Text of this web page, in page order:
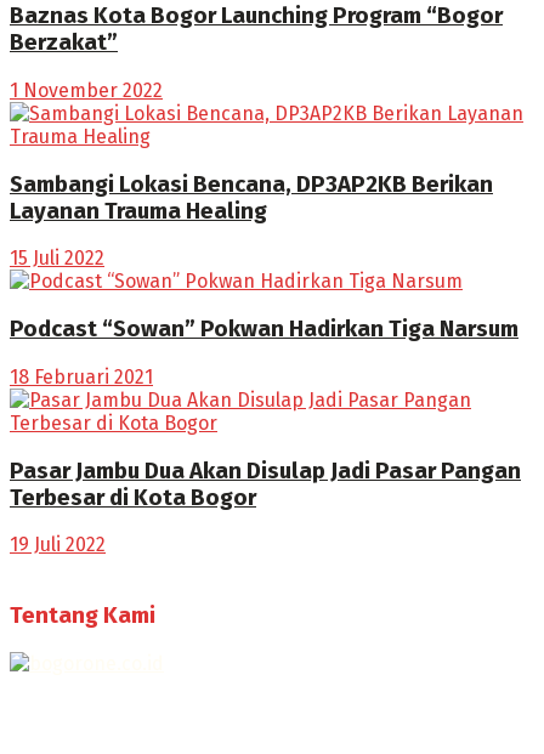
Baznas Kota Bogor Launching Program “Bogor
Berzakat”
1 November 2022
Sambangi Lokasi Bencana, DP3AP2KB Berikan
Layanan Trauma Healing
15 Juli 2022
Podcast “Sowan” Pokwan Hadirkan Tiga Narsum
18 Februari 2021
Pasar Jambu Dua Akan Disulap Jadi Pasar Pangan
Terbesar di Kota Bogor
19 Juli 2022
Tentang Kami